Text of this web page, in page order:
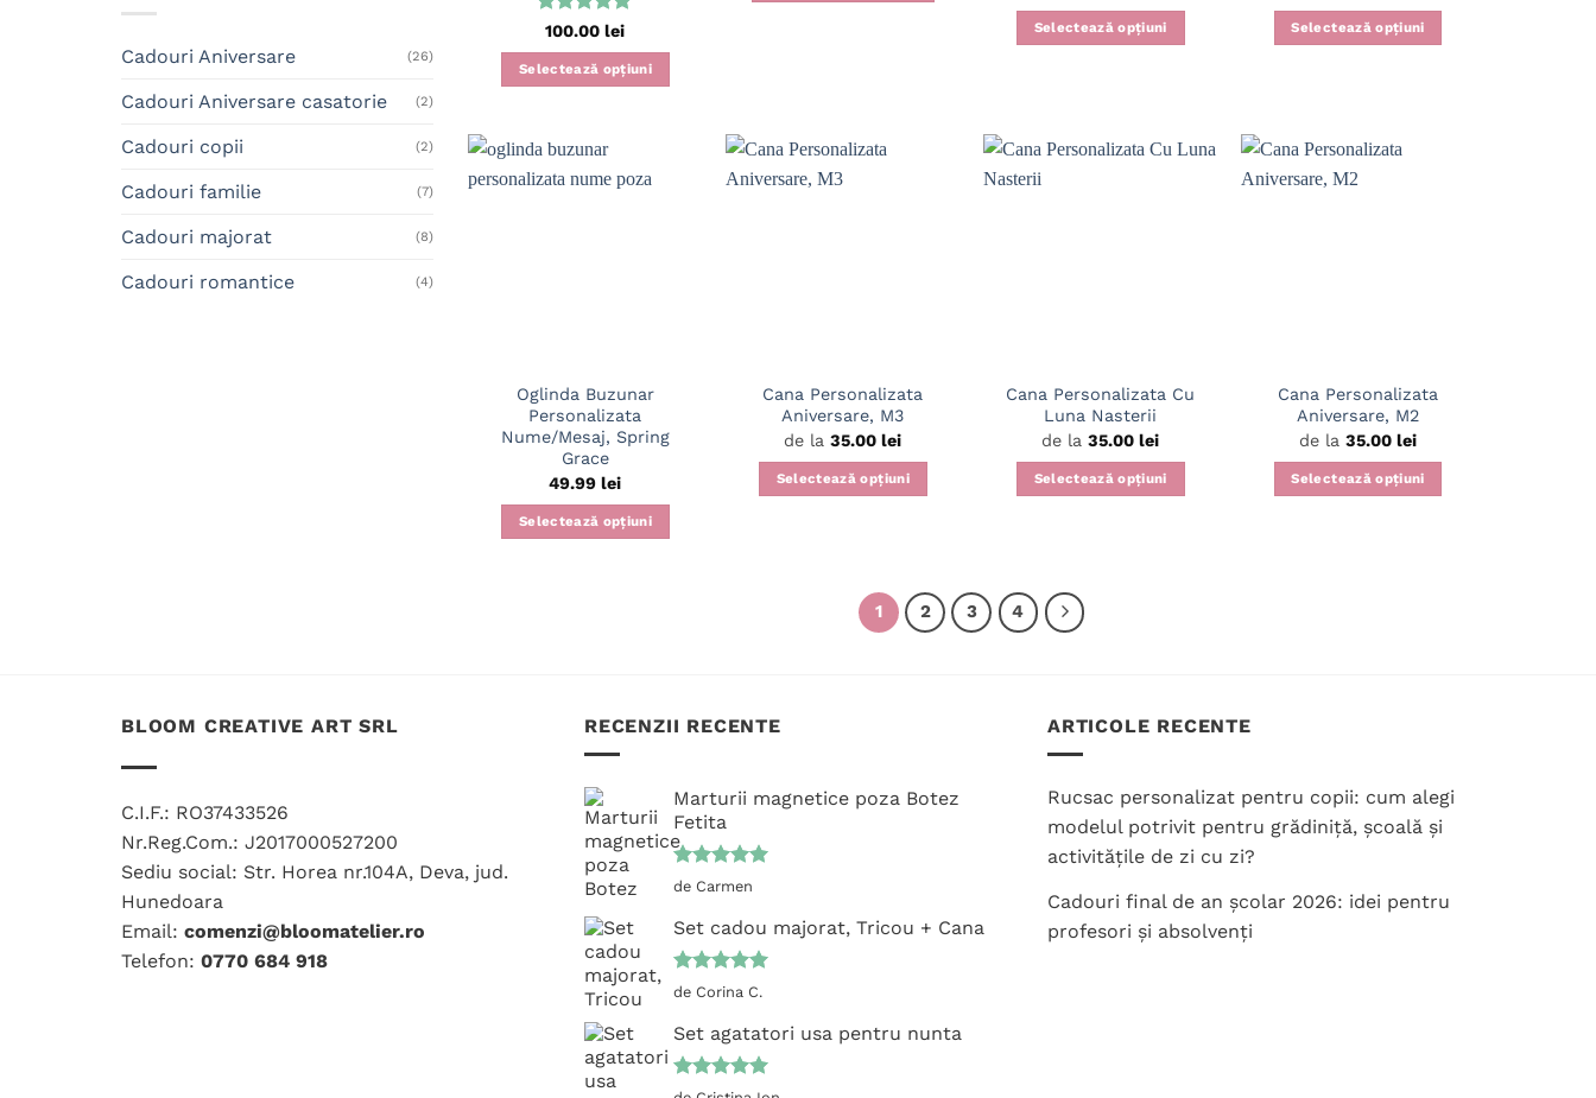
Cadouri Aniversare (26)
Cadouri Aniversare casatorie (2)
Cadouri copii (2)
Cadouri familie (7)
Cadouri majorat (8)
Cadouri romantice (4)
Evaluat la
100.00lei
Selectează opțiuni
Selectează opțiuni Selectează opțiuni
Oglinda Buzunar
Personalizata
Nume/Mesaj, Spring
Grace
49.99lei
Selectează opțiuni
Cana Personalizata
Aniversare, M3
de la35.00lei
Selectează opțiuni
mai
multe
pagina
Cana Personalizata Cu
Luna Nasterii
de la35.00lei
Selectează opțiuni
fi
pagina
produsului.
Cana Personalizata
Aniversare, M2
de la35.00lei
Selectează opțiuni
pagina
produsului.
1 2 3 4
BLOOM CREATIVE ART SRL
C.I.F.: RO37433526
Nr.Reg.Com.: J2017000527200
Sediu social: Str. Horea nr.104A, Deva, jud.
Hunedoara
Email: comenzi@bloomatelier.ro
Telefon: 0770 684 918
RECENZII RECENTE
Marturii magnetice poza Botez
Fetita
Evaluat la
de Carmen
Set cadou majorat, Tricou + Cana
Evaluat la
de Corina C.
Set agatatori usa pentru nunta
Evaluat la
ARTICOLE RECENTE
Rucsac personalizat pentru copii: cum alegi
modelul potrivit pentru grădiniță, școală și
activitățile de zi cu zi?
Cadouri final de an școlar 2026: idei pentru
profesori și absolvenți